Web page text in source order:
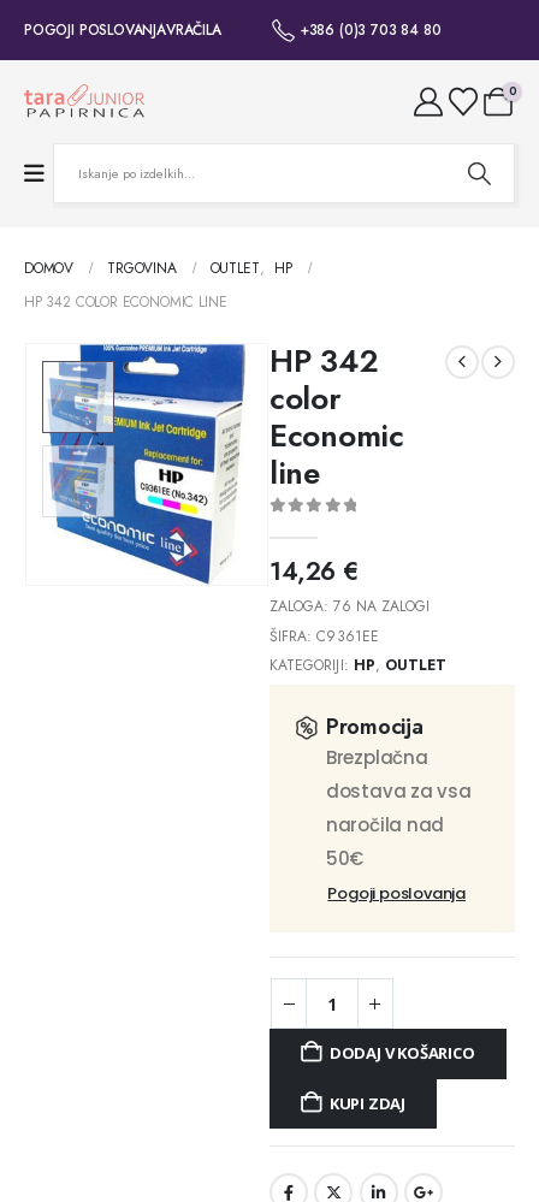
POGOJI POSLOVANJAVRAČILA +386 (0)3 703 84 80
0
DOMOV TRGOVINA OUTLET, HP
HP 342 COLOR ECONOMIC LINE
HP 342
color
Economic
line
14,26 €
ZALOGA:76 NA ZALOGI
ŠIFRA:C9361EE
KATEGORIJI: HP, OUTLET
Promocija
Brezplačna
dostava za vsa
naročila nad
50€
Pogoji poslovanja
DODAJ V KOŠARICO
KUPI ZDAJ